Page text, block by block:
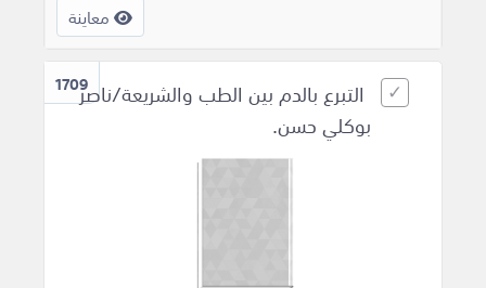
معاينة
1709التبرع بالدم بين الطب والشريعة/ناصر
بوكلي حسن.